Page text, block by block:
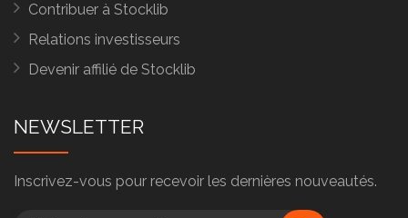
Contribuer à Stocklib
Relations investisseurs
Devenir affilié de Stocklib
NEWSLETTER
Inscrivez-vous pour recevoir les dernières nouveautés.